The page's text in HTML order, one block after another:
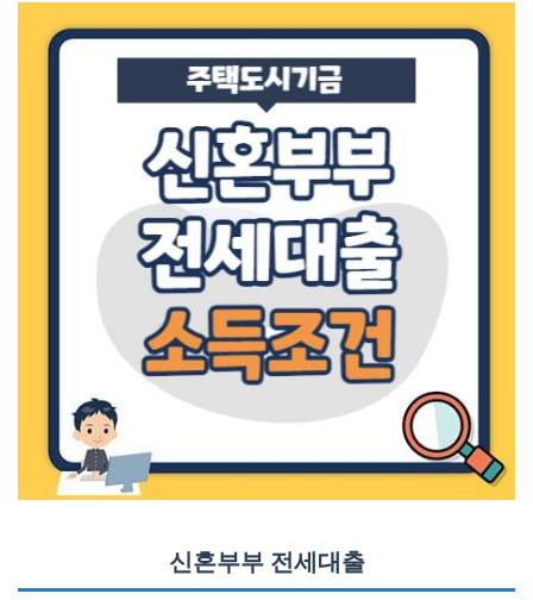
신혼부부 전세대출